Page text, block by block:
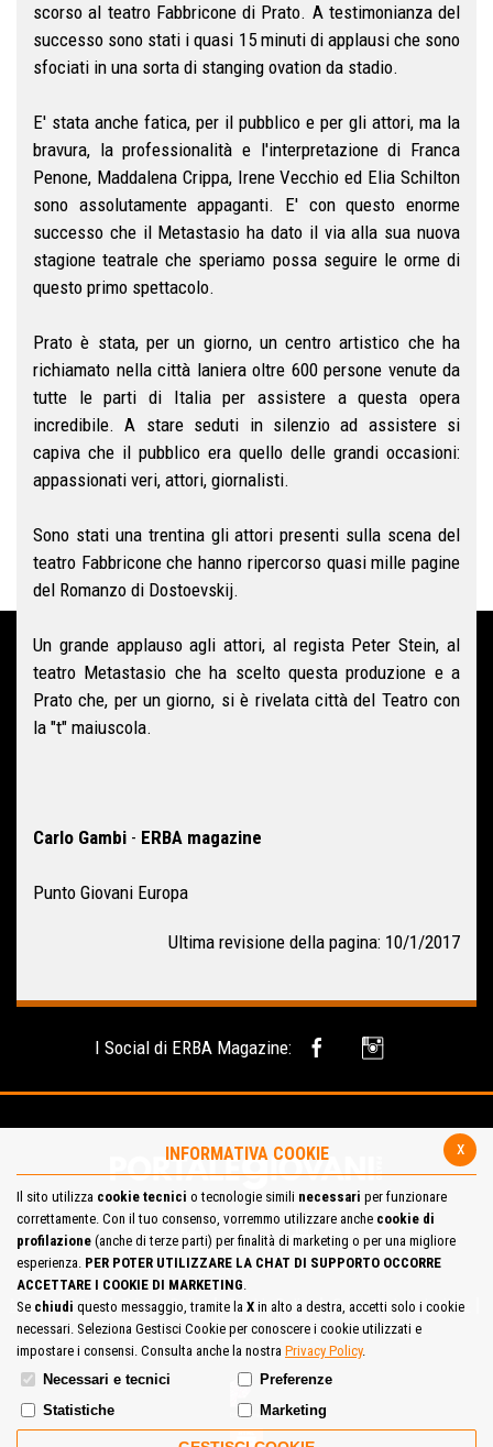
scorso al teatro Fabbricone di Prato. A testimonianza del
successo sono stati i quasi 15 minuti di applausi che sono
sfociati in una sorta di stanging ovation da stadio.
E' stata anche fatica, per il pubblico e per gli attori, ma la
bravura, la professionalità e l'interpretazione di Franca
Penone, Maddalena Crippa, Irene Vecchio ed Elia Schilton
sono assolutamente appaganti. E' con questo enorme
successo che il Metastasio ha dato il via alla sua nuova
stagione teatrale che speriamo possa seguire le orme di
questo primo spettacolo.
Prato è stata, per un giorno, un centro artistico che ha
richiamato nella città laniera oltre 600 persone venute da
tutte le parti di Italia per assistere a questa opera
incredibile. A stare seduti in silenzio ad assistere si
capiva che il pubblico era quello delle grandi occasioni:
appassionati veri, attori, giornalisti.
Sono stati una trentina gli attori presenti sulla scena del
teatro Fabbricone che hanno ripercorso quasi mille pagine
del Romanzo di Dostoevskij.
Un grande applauso agli attori, al regista Peter Stein, al
teatro Metastasio che ha scelto questa produzione e a
Prato che, per un giorno, si è rivelata città del Teatro con
la "t" maiuscola.
Carlo Gambi - ERBA magazine
Punto Giovani Europa
Ultima revisione della pagina: 10/1/2017
I Social di ERBA Magazine:
Mappa del Sito Privacy Policy Cookie Policy
Contatta la redazione
Cosa pensi del portale
x
INFORMATIVA COOKIE
Il sito utilizza cookie tecnici o tecnologie simili necessari per funzionare
correttamente. Con il tuo consenso, vorremmo utilizzare anche cookie di
profilazione (anche di terze parti) per finalità di marketing o per una migliore
esperienza. PER POTER UTILIZZARE LA CHAT DI SUPPORTO OCCORRE
ACCETTARE I COOKIE DI MARKETING.
Se chiudi questo messaggio, tramite la X in alto a destra, accetti solo i cookie
necessari. Seleziona Gestisci Cookie per conoscere i cookie utilizzati e
impostare i consensi. Consulta anche la nostra Privacy Policy.
Necessari e tecnici
Preferenze
Statistiche
Marketing